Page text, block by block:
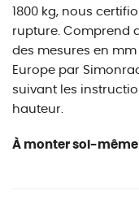
1800 kg, nous
rupture. Comprend
des mesures en mm
Europe par
suivant les
hauteur.
À monter soi-